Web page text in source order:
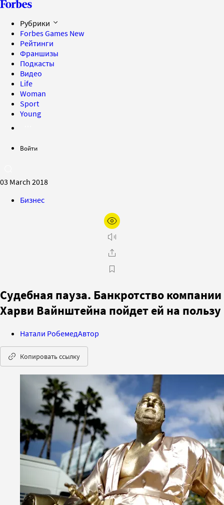
Рубрики
Forbes Games New
Рейтинги
Франшизы
Подкасты
Видео
Life
Woman
Sport
Young
Войти
03 March 2018
Бизнес
Судебная пауза. Банкротство компании
Харви Вайнштейна пойдет ей на пользу
Натали РобемедАвтор
Копировать ссылку